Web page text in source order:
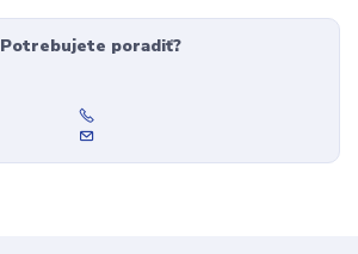
Potrebujete poradiť?